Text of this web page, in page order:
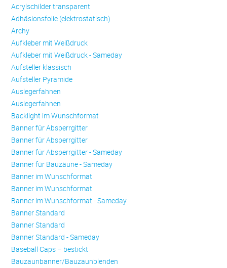
Acrylschilder transparent
Adhäsionsfolie (elektrostatisch)
Archy
Aufkleber mit Weißdruck
Aufkleber mit Weißdruck - Sameday
Aufsteller klassisch
Aufsteller Pyramide
Auslegerfahnen
Auslegerfahnen
Backlight im Wunschformat
Banner für Absperrgitter
Banner für Absperrgitter
Banner für Absperrgitter - Sameday
Banner für Bauzäune - Sameday
Banner im Wunschformat
Banner im Wunschformat
Banner im Wunschformat - Sameday
Banner Standard
Banner Standard
Banner Standard - Sameday
Baseball Caps – bestickt
Bauzaunbanner/Bauzaunblenden